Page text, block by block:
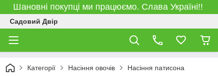
Шановні покупці ми працюємо. Слава Україні!!
Садовий Двір
Категорії Насіння овочів Насіння патисона